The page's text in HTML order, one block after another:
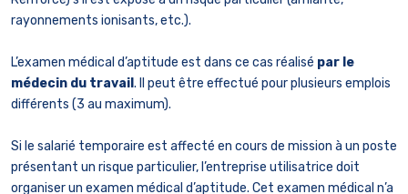
rayonnements ionisants, etc.).
L’examen médical d’aptitude est dans ce cas réalisé par le
médecin du travail . Il peut être effectué pour plusieurs emplois
différents (3 au maximum).
Si le salarié temporaire est affecté en cours de mission à un poste
présentant un risque particulier, l’entreprise utilisatrice doit
organiser un examen médical d’aptitude. Cet examen médical n’a